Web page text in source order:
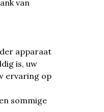
van
apparaat
is, uw
ervaring op
sommige